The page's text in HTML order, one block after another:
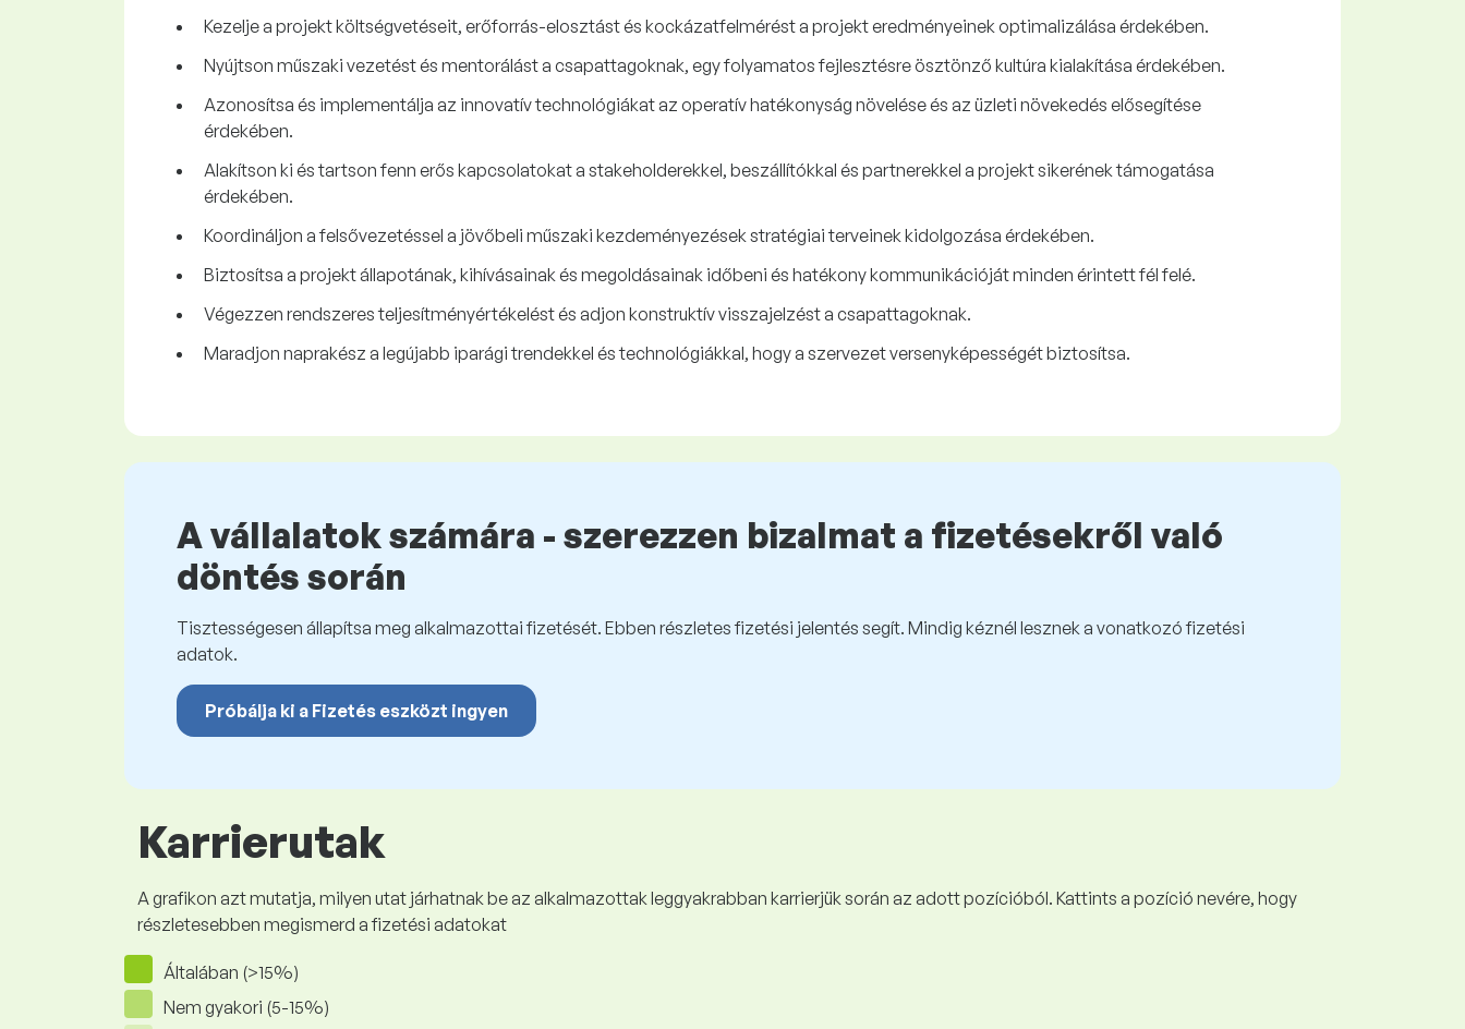
Kezelje a projekt költségvetéseit, erőforrás-elosztást és kockázatfelmérést a projekt eredményeinek optimalizálása érdekében.
Nyújtson műszaki vezetést és mentorálást a csapattagoknak, egy folyamatos fejlesztésre ösztönző kultúra kialakítása érdekében.
Azonosítsa és implementálja az innovatív technológiákat az operatív hatékonyság növelése és az üzleti növekedés elősegítése
érdekében.
Alakítson ki és tartson fenn erős kapcsolatokat a stakeholderekkel, beszállítókkal és partnerekkel a projekt sikerének támogatása
érdekében.
Koordináljon a felsővezetéssel a jövőbeli műszaki kezdeményezések stratégiai terveinek kidolgozása érdekében.
Biztosítsa a projekt állapotának, kihívásainak és megoldásainak időbeni és hatékony kommunikációját minden érintett fél felé.
Végezzen rendszeres teljesítményértékelést és adjon konstruktív visszajelzést a csapattagoknak.
Maradjon naprakész a legújabb iparági trendekkel és technológiákkal, hogy a szervezet versenyképességét biztosítsa.
A vállalatok számára - szerezzen bizalmat a fizetésekről való
döntés során
Tisztességesen állapítsa meg alkalmazottai fizetését. Ebben részletes fizetési jelentés segít. Mindig kéznél lesznek a vonatkozó fizetési
adatok.
Próbálja ki a Fizetés eszközt ingyen
Karrierutak
A grafikon azt mutatja, milyen utat járhatnak be az alkalmazottak leggyakrabban karrierjük során az adott pozícióból. Kattints a pozíció nevére, hogy
részletesebben megismerd a fizetési adatokat
Általában (>15%)
Nem gyakori (5-15%)